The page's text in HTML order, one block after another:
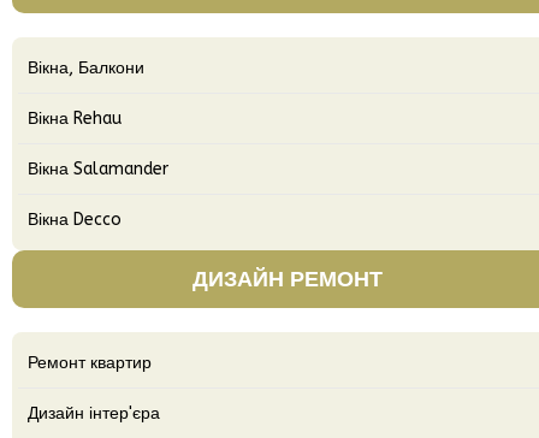
Вікна, Балкони
Вікна Rehau
Вікна Salamander
Вікна Decco
ДИЗАЙН РЕМОНТ
Ремонт квартир
Дизайн інтер'єра